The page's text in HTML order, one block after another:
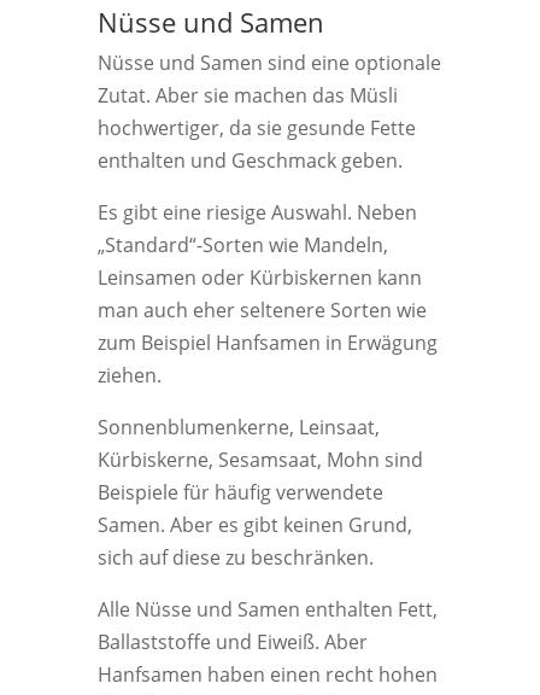
Nüsse und Samen
Nüsse und Samen sind eine optionale
Zutat. Aber sie machen das Müsli
hochwertiger, da sie gesunde Fette
enthalten und Geschmack geben.
Es gibt eine riesige Auswahl. Neben
„Standard“-Sorten wie Mandeln,
Leinsamen oder Kürbiskernen kann
man auch eher seltenere Sorten wie
zum Beispiel Hanfsamen in Erwägung
ziehen.
Sonnenblumenkerne, Leinsaat,
Kürbiskerne, Sesamsaat, Mohn sind
Beispiele für häufig verwendete
Samen. Aber es gibt keinen Grund,
sich auf diese zu beschränken.
Alle Nüsse und Samen enthalten Fett,
Ballaststoffe und Eiweiß. Aber
Hanfsamen haben einen recht hohen